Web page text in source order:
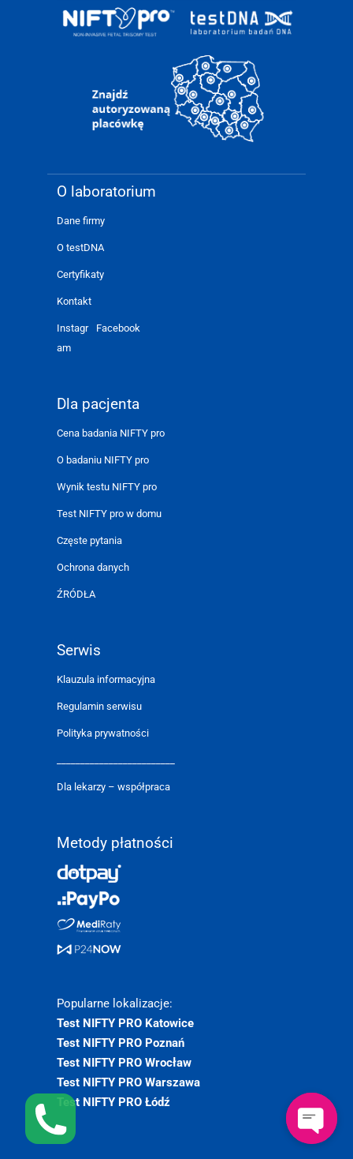
O laboratorium
Dane firmy
O testDNA
Certyfikaty
Kontakt
Instagr
am
Facebook
Dla pacjenta
Cena badania NIFTY pro
O badaniu NIFTY pro
Wynik testu NIFTY pro
Test NIFTY pro w domu
Częste pytania
Ochrona danych
ŹRÓDŁA
Serwis
Klauzula informacyjna
Regulamin serwisu
Polityka prywatności
Dla lekarzy – współpraca
Metody płatności
Popularne lokalizacje:
Test NIFTY PRO Katowice
Test NIFTY PRO Poznań
Test NIFTY PRO Wrocław
Test NIFTY PRO Warszawa
Test NIFTY PRO Łódź